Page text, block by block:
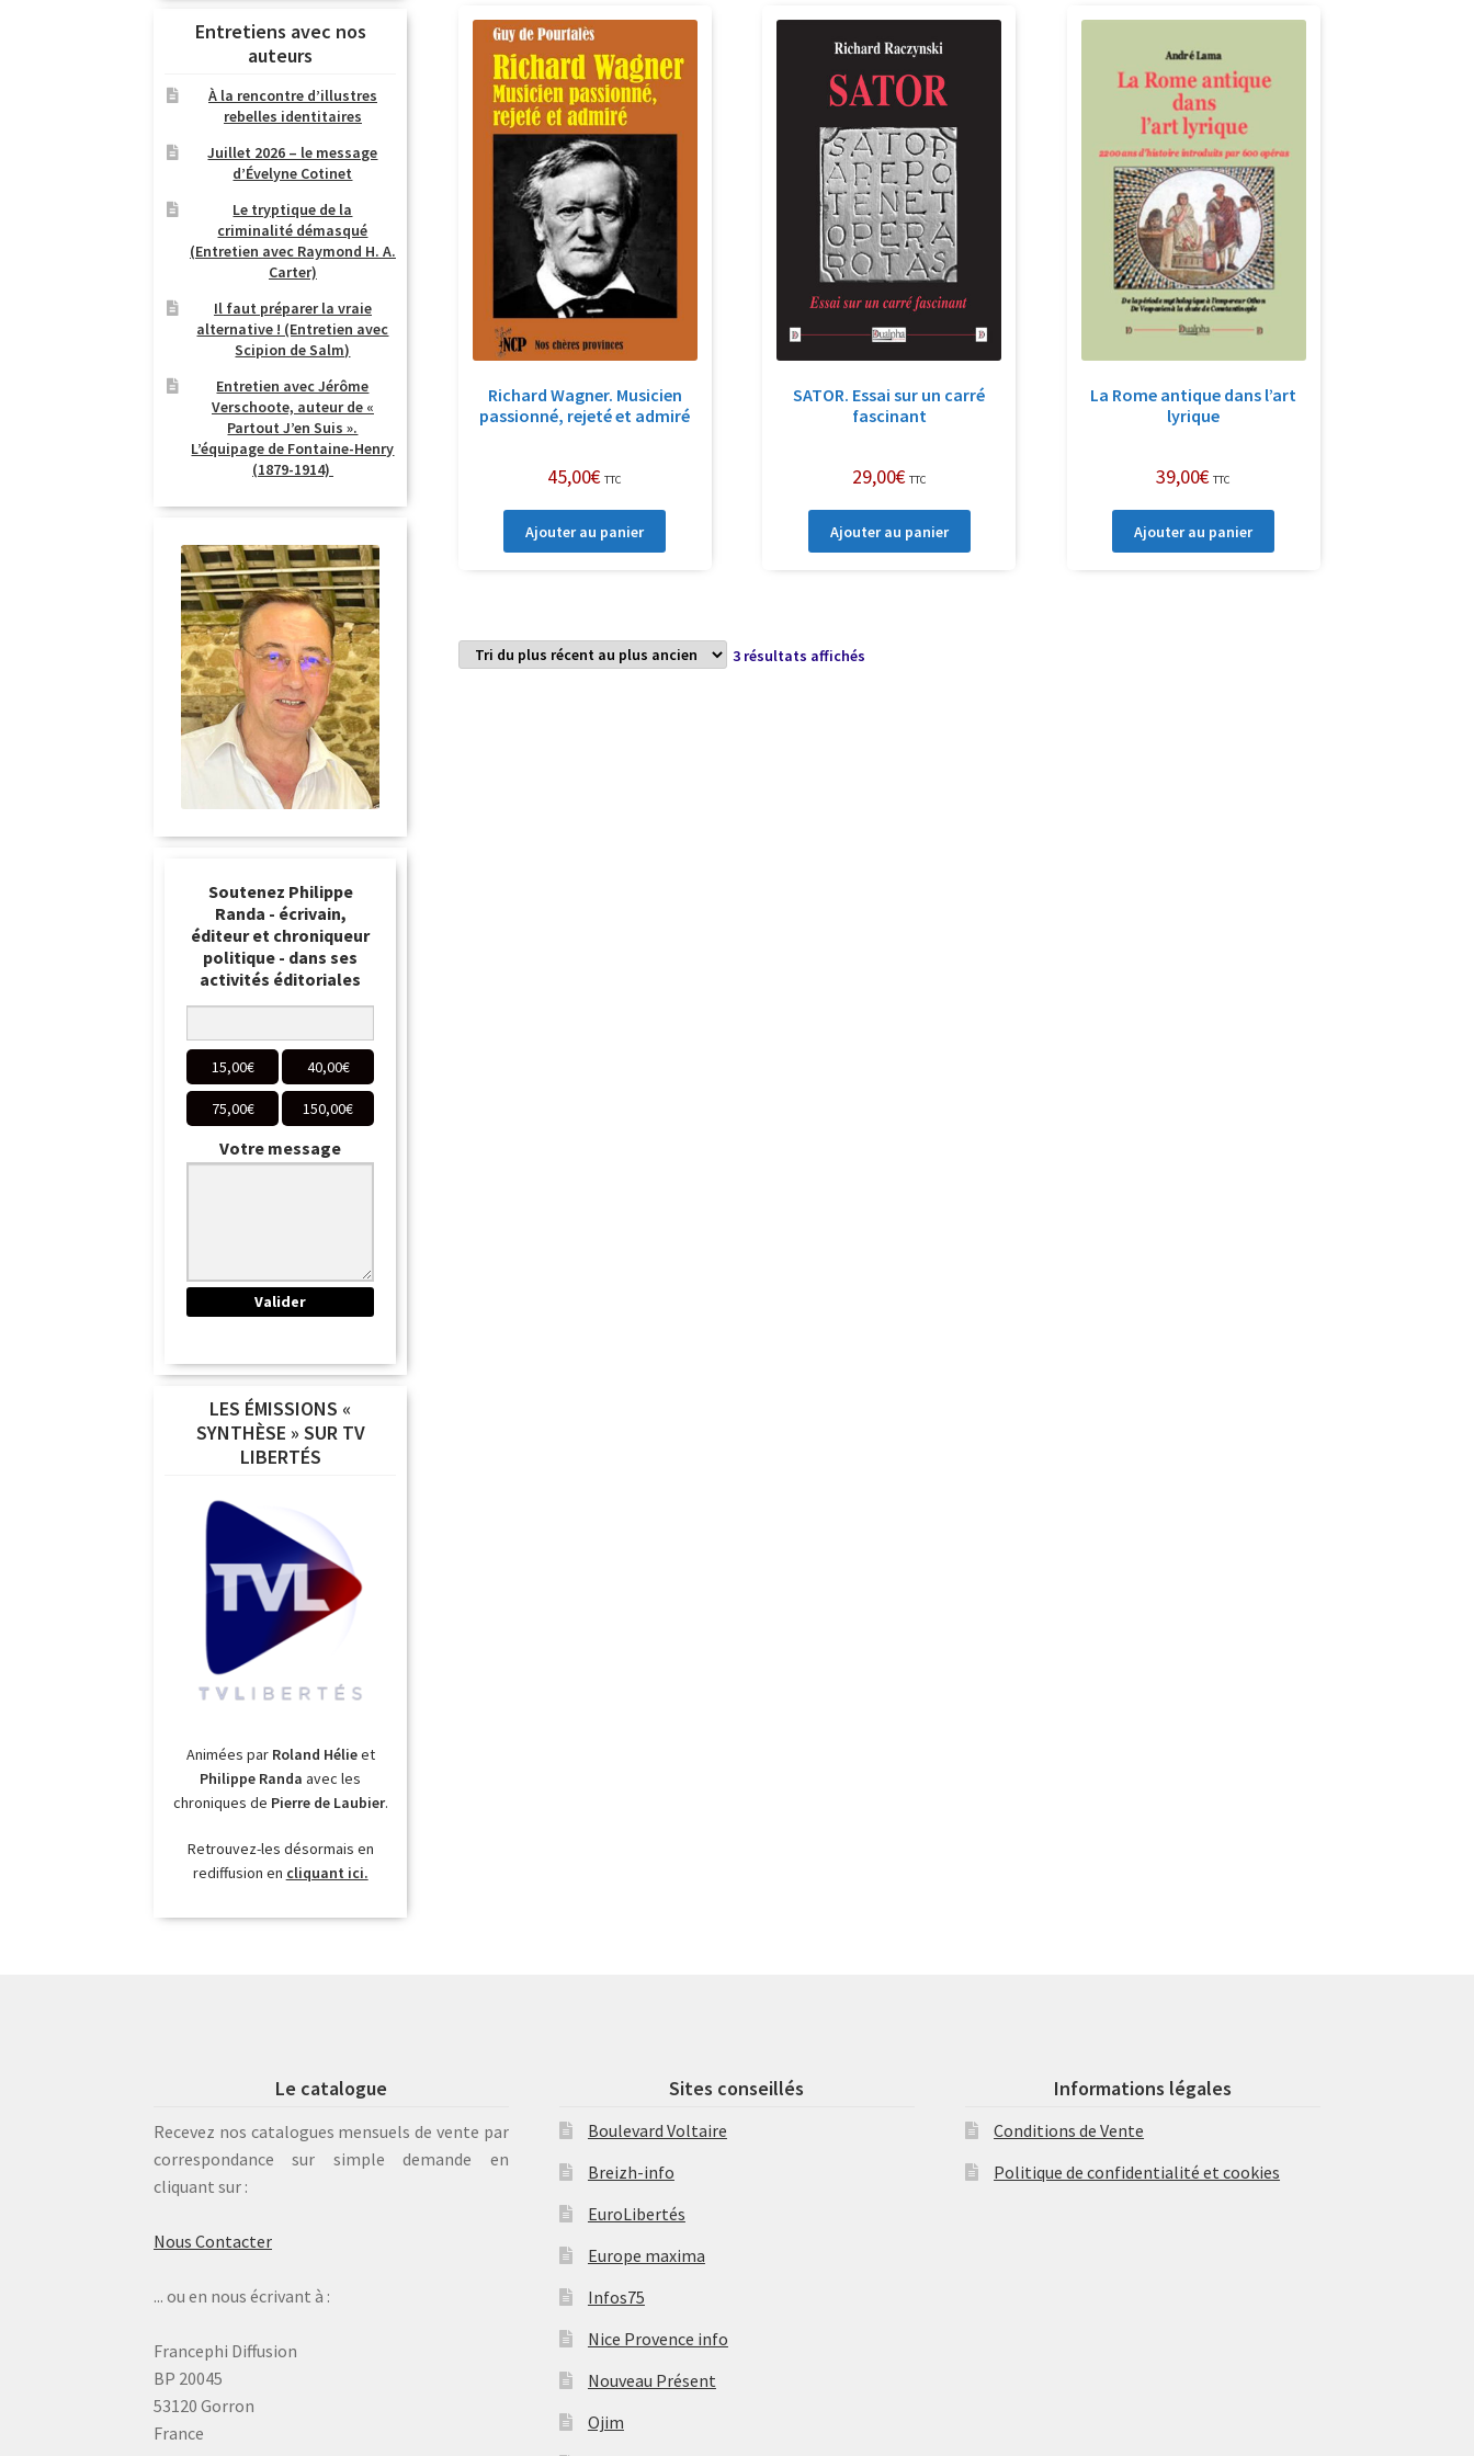
récent
au
ancien
Richard Wagner. Musicien
passionné, rejeté et admiré
45,00€ TTC
Ajouter au panier
SATOR. Essai sur un carré
fascinant
29,00€ TTC
Ajouter au panier
La Rome antique dans l’art
lyrique
39,00€ TTC
Ajouter au panier
3 résultats affichésTrié
Entretiens avec nos
auteurs
À la rencontre d’illustres
rebelles identitaires
Juillet 2026 – le message
d’Évelyne Cotinet
Le tryptique de la
criminalité démasqué
(Entretien avec Raymond H. A.
Carter)
Il faut préparer la vraie
alternative ! (Entretien avec
Scipion de Salm)
Entretien avec Jérôme
Verschoote, auteur de «
Partout J’en Suis ».
L’équipage de Fontaine-Henry
(1879-1914)
Soutenez Philippe
Randa - écrivain,
éditeur et chroniqueur
politique - dans ses
activités éditoriales
15,00€ 40,00€
75,00€ 150,00€
Votre message
LES ÉMISSIONS «
SYNTHÈSE » SUR TV
LIBERTÉS
Animées par Roland Hélieet
Philippe Randa avec les
chroniques de Pierre de Laubier.
Retrouvez-les désormais en
rediffusion en cliquant ici.
Le catalogue
Recevez nos catalogues mensuels de vente par
correspondance sur simple demande en
cliquant sur :
Nous Contacter
... ou en nous écrivant à :
Francephi Diffusion
BP 20045
53120 Gorron
France
Sites conseillés
Boulevard Voltaire
Breizh-info
EuroLibertés
Europe maxima
Infos75
Nice Provence info
Nouveau Présent
Ojim
Informations légales
Conditions de Vente
Politique de confidentialité et cookies